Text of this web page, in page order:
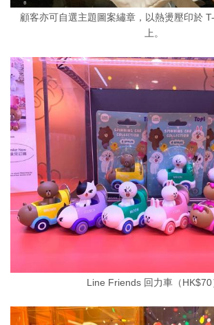
顧客亦可自選主題圖案繡章，以熱燙壓印於
上。
Line Friends 回力車（HK$70